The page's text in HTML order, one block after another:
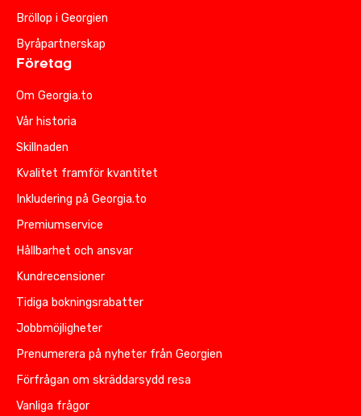
Bröllop i Georgien
Byråpartnerskap
Företag
Om Georgia.to
Vår historia
Skillnaden
Kvalitet framför kvantitet
Inkludering på Georgia.to
Premiumservice
Hållbarhet och ansvar
Kundrecensioner
Tidiga bokningsrabatter
Jobbmöjligheter
Prenumerera på nyheter från Georgien
Förfrågan om skräddarsydd resa
Vanliga frågor